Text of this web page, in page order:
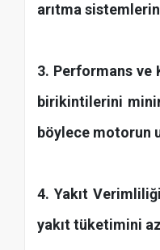
arıtma
3. Performans ve
birikintilerini
böylece motorun
4. Yakıt
yakıt tüketimini